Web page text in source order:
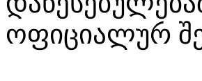
ოფიციალურ